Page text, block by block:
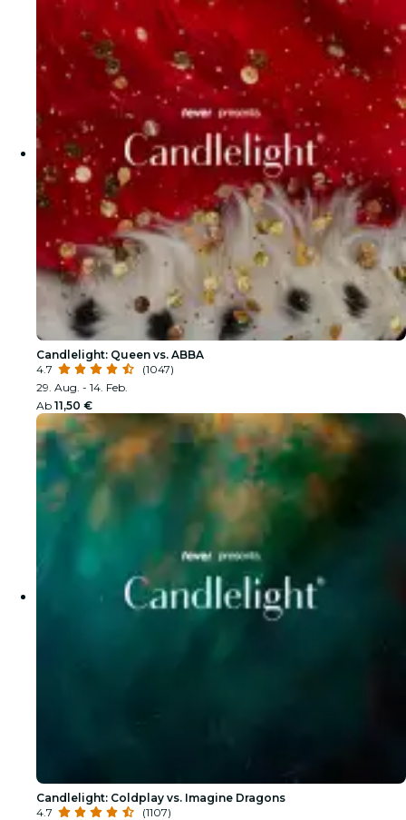
Candlelight: Queen vs. ABBA
4.7
(1047)
29. Aug. - 14. Feb.
Ab 11,50 €
Candlelight: Coldplay vs. Imagine Dragons
4.7
(1107)